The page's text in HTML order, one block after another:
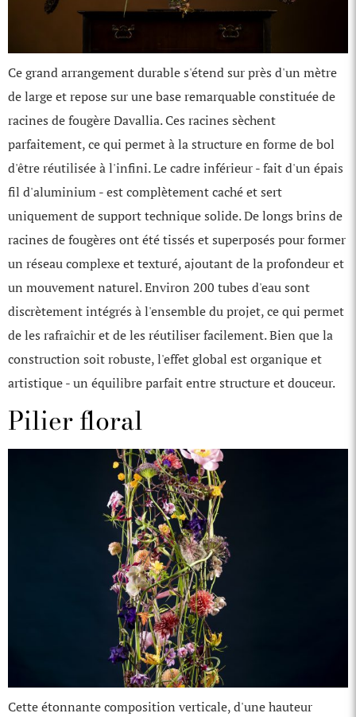
Ce grand arrangement durable s'étend sur près d'un mètre
de large et repose sur une base remarquable constituée de
racines de fougère Davallia. Ces racines sèchent
parfaitement, ce qui permet à la structure en forme de bol
d'être réutilisée à l'infini. Le cadre inférieur - fait d'un épais
fil d'aluminium - est complètement caché et sert
uniquement de support technique solide. De longs brins de
racines de fougères ont été tissés et superposés pour former
un réseau complexe et texturé, ajoutant de la profondeur et
un mouvement naturel. Environ 200 tubes d'eau sont
discrètement intégrés à l'ensemble du projet, ce qui permet
de les rafraîchir et de les réutiliser facilement. Bien que la
construction soit robuste, l'effet global est organique et
artistique - un équilibre parfait entre structure et douceur.
Pilier floral
Cette étonnante composition verticale, d'une hauteur